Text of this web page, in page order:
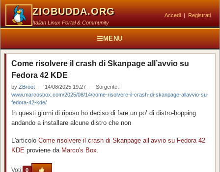
ZIOBUDDA.ORG
Italian Linux Portal & Community
Accedi | Registrati
MENU
Come risolvere il crash di Skanpage all’avvio su
Fedora 42 KDE
by ZBroot — 14/08/2025 19:27 — Sorgente:
www.marcosbox.com/2025/08/14/come-risolvere-il-crash-di-skanpage-allavvio-su-
fedora-42-kde/
In questi giorni di riposo ho deciso di fare un po’ di distro-hopping
andando a installare alcune distro che non
L'articolo Come risolvere il crash di Skanpage all’avvio su Fedora 42
KDE proviene da Marco's Box.
Voti: 0